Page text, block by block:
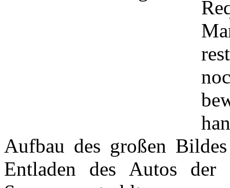
Aufbau des großen
Entladen des Autos der